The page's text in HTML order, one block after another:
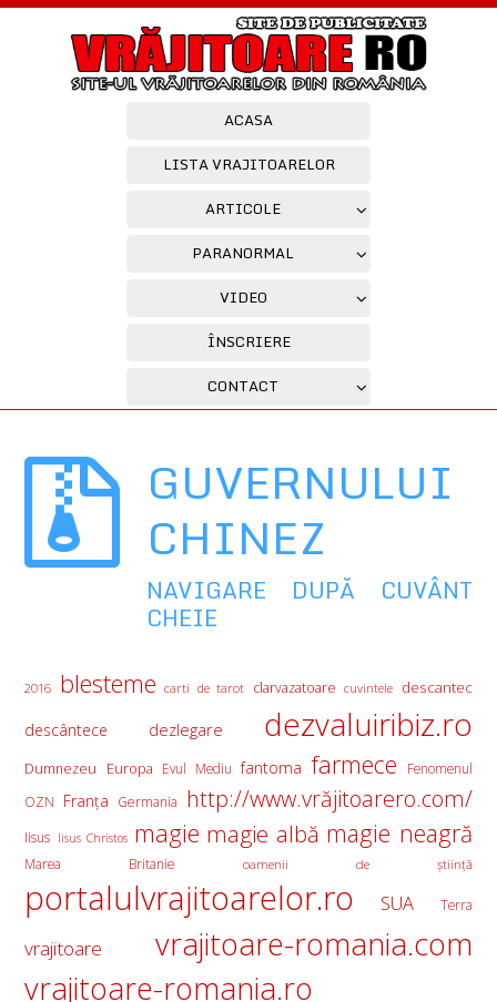
ACASA
LISTA VRAJITOARELOR
ARTICOLE
PARANORMAL
VIDEO
ÎNSCRIERE
CONTACT
GUVERNULUI
CHINEZ
NAVIGARE DUPĂ CUVÂNT
CHEIE
2016 blesteme carti de tarot clarvazatoare cuvintele descantec
descântece dezlegare dezvaluiribiz.ro
Dumnezeu Europa Evul Mediu fantoma farmece
Fenomenul
OZN
Franţa Germania http://www.vrăjitoarero.com/
Iisus Iisus Christos magie magie albă magie neagră
Marea Britanie oamenii de ştiinţă
portalulvrajitoarelor.ro SUA Terra
vrajitoare
vrajitoare-romania.com
vrajitoare-romania.ro